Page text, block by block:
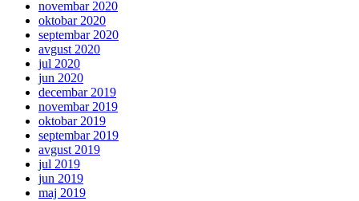
novembar 2020
oktobar 2020
septembar 2020
avgust 2020
jul 2020
jun 2020
decembar 2019
novembar 2019
oktobar 2019
septembar 2019
avgust 2019
jul 2019
jun 2019
maj 2019